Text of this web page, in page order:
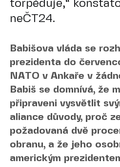
torpéduje,“
neČT24.
Babišova vláda se
prezidenta do
NATO v Ankaře v
Babiš se domnívá, že
připraveni vysvětlit
aliance důvody, proč
požadovaná dvě
obranu, a že jeho
americkým